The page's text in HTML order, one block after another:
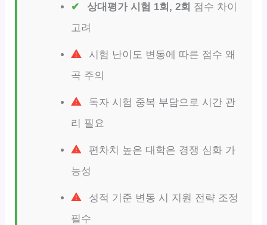
상대평가 시험 1회, 2회 점수 차이
고려
시험 난이도 변동에 따른 점수 왜
곡 주의
독자 시험 중복 부담으로 시간 관
리 필요
편차치 높은 대학은 경쟁 심화 가
능성
성적 기준 변동 시 지원 전략 조정
필수